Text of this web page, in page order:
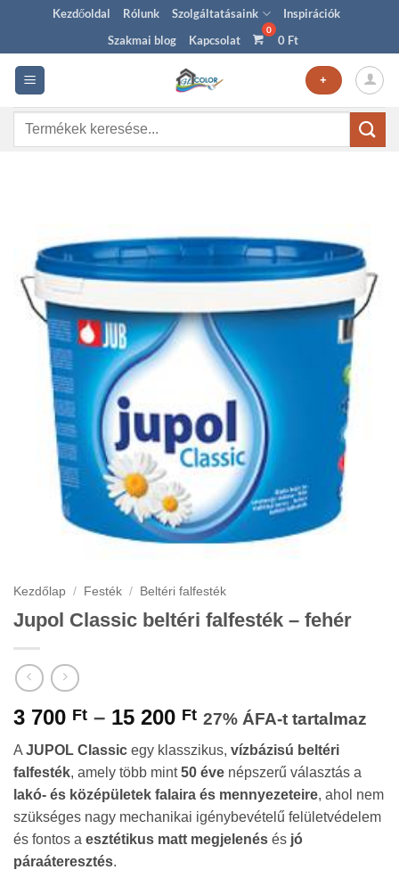
content
Kezdőoldal Rólunk Szolgáltatásaink
Inspirációk
Szakmai blog
Kapcsolat 0 Ft
+
Keresés
Kezdőlap / Festék / Beltéri falfesték
Jupol Classic beltéri falfesték – fehér
3 700 Ft – 15 200 FtÁrtartomány:
700 Ft
-
15
200 Ft
27% ÁFA-t tartalmaz
A JUPOL Classic egy klasszikus, vízbázisú beltéri
falfesték, amely több mint50 éve népszerű választás a
lakó- és középületek falaira és mennyezeteire, ahol nem
szükséges nagy mechanikai igénybevételű felületvédelem
és fontos a esztétikus matt megjelenés és jó
páraáteresztés.